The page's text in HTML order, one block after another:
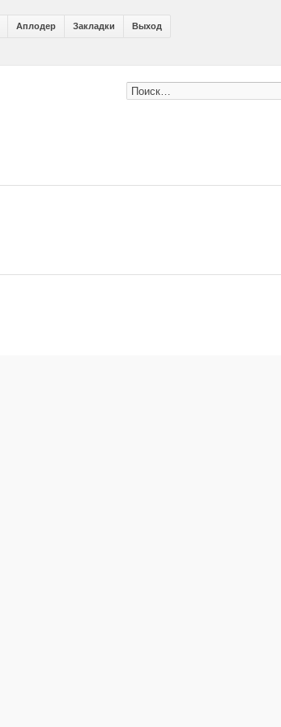
Аплодер Закладки Выход